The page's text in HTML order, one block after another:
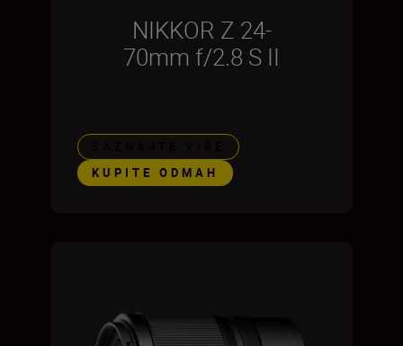
NIKKOR Z 24-
70mm f/2.8 S II
KUPITE ODMAH